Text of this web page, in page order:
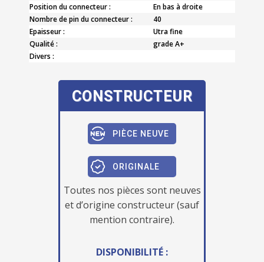
Position du connecteur :
En bas à droite
Nombre de pin du connecteur :
40
Epaisseur :
Utra fine
Qualité :
grade A+
Divers :
CONSTRUCTEUR
PIÈCE NEUVE
ORIGINALE
Toutes nos pièces sont neuves
et d’origine constructeur (sauf
mention contraire).
DISPONIBILITÉ :